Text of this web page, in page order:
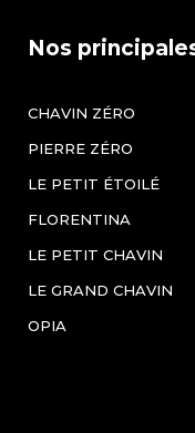
Nos
CHAVIN ZÉRO
PIERRE ZÉRO
LE PETIT ÉTOILÉ
FLORENTINA
LE PETIT CHAVIN
LE GRAND CHAVIN
OPIA